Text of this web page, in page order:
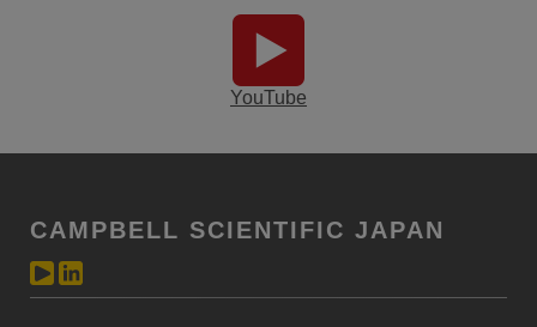
YouTube
CAMPBELL SCIENTIFIC JAPAN